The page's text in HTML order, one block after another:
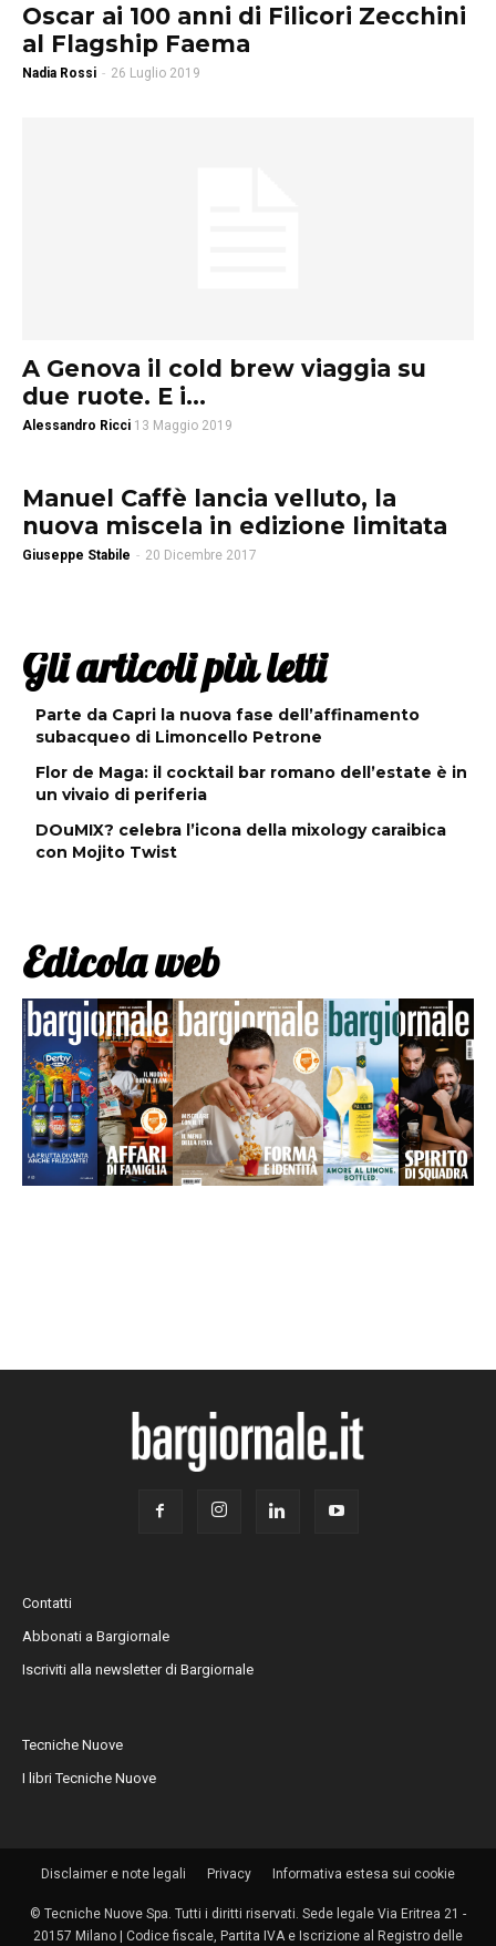
Oscar ai 100 anni di Filicori Zecchini
al Flagship Faema
Nadia Rossi - 26 Luglio 2019
A Genova il cold brew viaggia su
due ruote. E i...
Alessandro Ricci 13 Maggio 2019
Manuel Caffè lancia velluto, la
nuova miscela in edizione limitata
Giuseppe Stabile - 20 Dicembre 2017
Gli articoli più letti
Parte da Capri la nuova fase dell’affinamento
subacqueo di Limoncello Petrone
Flor de Maga: il cocktail bar romano dell’estate è in
un vivaio di periferia
DOuMIX? celebra l’icona della mixology caraibica
con Mojito Twist
Edicola web
Contatti
Abbonati a Bargiornale
Iscriviti alla newsletter di Bargiornale
Tecniche Nuove
I libri Tecniche Nuove
Disclaimer e note legali Privacy Informativa estesa sui cookie
© Tecniche Nuove Spa. Tutti i diritti riservati. Sede legale Via Eritrea 21 -
20157 Milano | Codice fiscale, Partita IVA e Iscrizione al Registro delle